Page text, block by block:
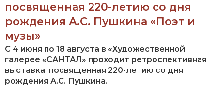
посвященная 220-летию со дня
рождения А.С. Пушкина «Поэт и
музы»
С 4 июня по 18 августа в «Художественной
галерее «САНТАЛ» проходит ретроспективная
выставка, посвященная 220-летию со дня
рождения А.С. Пушкина.